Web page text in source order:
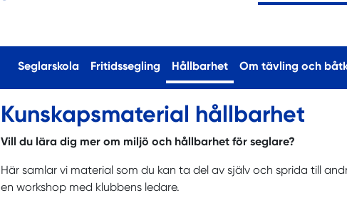
Seglarskola Fritidssegling Hållbarhet(current)
Om tävling och
Kunskapsmaterial hållbarhet
Vill du lära dig mer om miljö och hållbarhet för seglare?
Här samlar vi material som du kan ta del av själv och sprida till
en workshop med klubbens ledare.